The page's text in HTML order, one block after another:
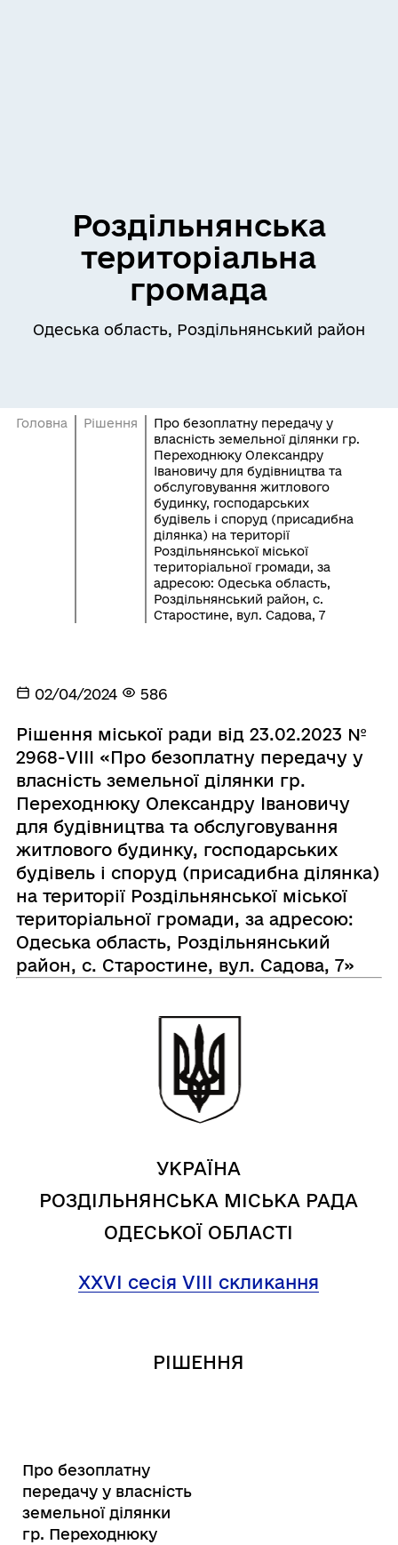
Роздільнянська
територіальна
громада
Одеська область, Роздільнянський район
Головна Рішення
Про безоплатну передачу у
власність земельної ділянки гр.
Переходнюку Олександру
Івановичу для будівництва та
обслуговування житлового
будинку, господарських
будівель і споруд (присадибна
ділянка) на території
Роздільнянської міської
територіальної громади, за
адресою: Одеська область,
Роздільнянський район, с.
Старостине, вул. Садова, 7
02/04/2024 586
Рішення міської ради від 23.02.2023 №
2968-VIII «Про безоплатну передачу у
власність земельної ділянки гр.
Переходнюку Олександру Івановичу
для будівництва та обслуговування
житлового будинку, господарських
будівель і споруд (присадибна ділянка)
на території Роздільнянської міської
територіальної громади, за адресою:
Одеська область, Роздільнянський
район, с. Старостине, вул. Садова, 7»
УКРАЇНА
РОЗДІЛЬНЯНСЬКА МІСЬКА РАДА
ОДЕСЬКОЇ ОБЛАСТІ
XXVI сесія VIII скликання
РІШЕННЯ
Про безоплатну
передачу у власність
земельної ділянки
гр. Переходнюку